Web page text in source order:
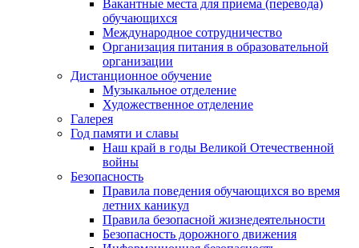
Вакантные места для приема (перевода)
обучающихся
Международное сотрудничество
Организация питания в образовательной
организации
Дистанционное обучение
Музыкальное отделение
Художественное отделение
Галерея
Год памяти и славы
Наш край в годы Великой Отечественной
войны
Безопасность
Правила поведения обучающихся во время
летних каникул
Правила безопасной жизнедеятельности
Безопасность дорожного движения